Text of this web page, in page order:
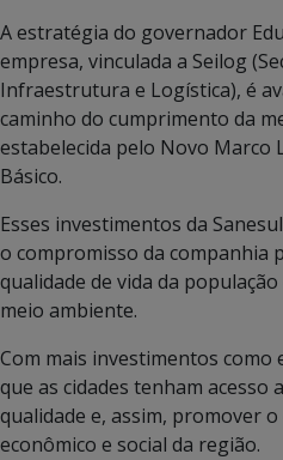
A estratégia do governador
empresa, vinculada a Seilog
Infraestrutura e Logística), é
caminho do cumprimento da
estabelecida pelo Novo Marco
Básico.
Esses investimentos da
o compromisso da companhia
qualidade de vida da
meio ambiente.
Com mais investimentos como
que as cidades tenham acesso
qualidade e, assim, promover
econômico e social da região.